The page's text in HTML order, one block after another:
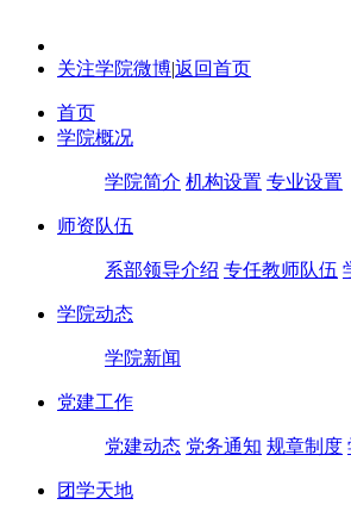
关注学院微博|返回首页
首页
学院概况
学院简介 机构设置 专业设置
师资队伍
系部领导介绍 专任教师队伍
学院动态
学院新闻
党建工作
党建动态 党务通知 规章制度
团学天地